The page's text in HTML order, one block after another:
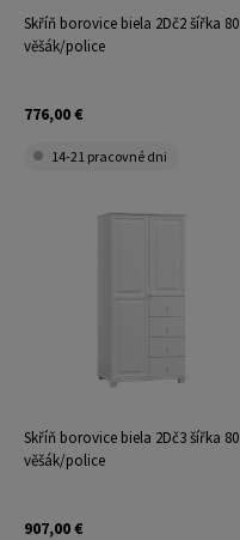
Skříň borovice biela 2Dč2 šířka 80
věšák/police
776,00 €
14-21 pracovné dni
Skříň borovice biela 2Dč3 šířka 80
věšák/police
907,00 €